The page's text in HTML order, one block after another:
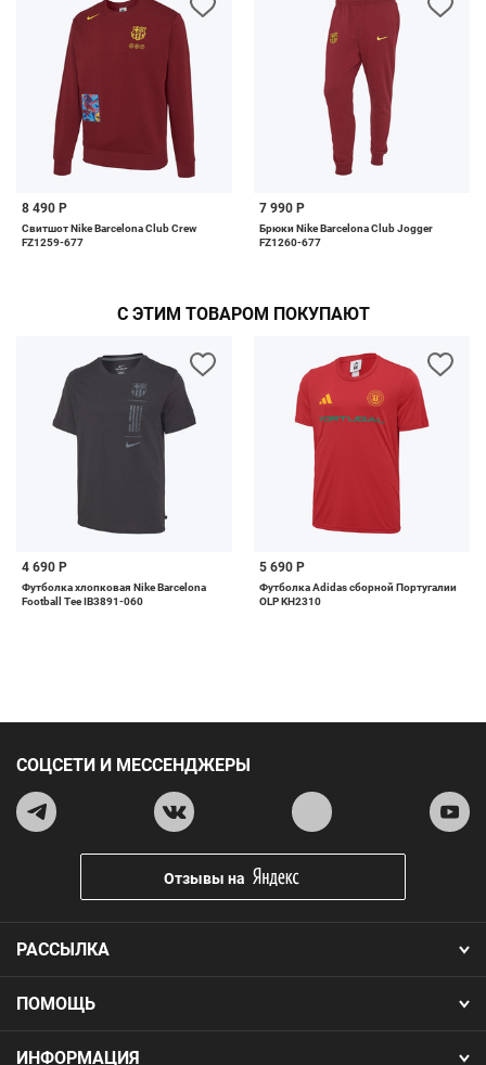
8 490 Р
Свитшот Nike Barcelona Club Crew
FZ1259-677
7 990 Р
Брюки Nike Barcelona Club Jogger
FZ1260-677
С ЭТИМ ТОВАРОМ ПОКУПАЮТ
4 690 Р
Футболка хлопковая Nike Barcelona
Football Tee IB3891-060
5 690 Р
Футболка Adidas сборной Португалии
OLP KH2310
ПОМОЩЬ
ИНФОРМАЦИЯ
РАССЫЛКА
СОЦСЕТИ И МЕССЕНДЖЕРЫ
Отзывы на